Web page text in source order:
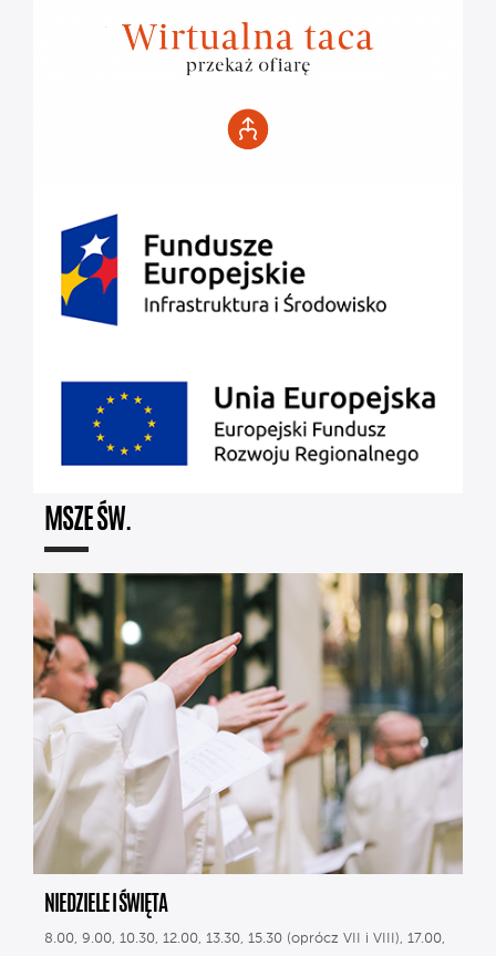
MSZE ŚW.
NIEDZIELE I ŚWIĘTA
8.00, 9.00, 10.30, 12.00, 13.30, 15.30 (oprócz VII i VIII), 17.00,